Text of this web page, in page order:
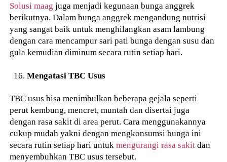
Solusi maag juga menjadi kegunaan bunga anggrek
berikutnya. Dalam bunga anggrek mengandung nutrisi
yang sangat baik untuk menghilangkan asam lambung
dengan cara mencampur sari pati bunga dengan susu dan
gula kemudian diminum secara rutin setiap hari.
Mengatasi TBC Usus
TBC usus bisa menimbulkan beberapa gejala seperti
perut kembung, mencret, muntah dan disertai juga
dengan rasa sakit di area perut. Cara menggunakannya
cukup mudah yakni dengan mengkonsumsi bunga ini
secara rutin setiap hari untukmengurangi rasa sakit dan
menyembuhkan TBC usus tersebut.